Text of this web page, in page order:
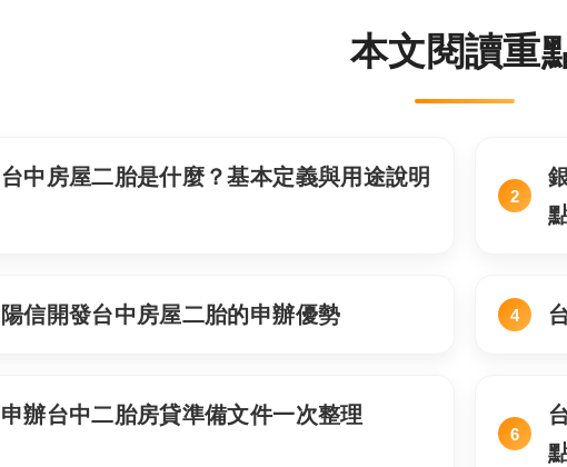
本文閱讀重
台中房屋二胎是什麼？基本定義與用途說明
陽信開發台中房屋二胎的申辦優勢
申辦台中二胎房貸準備文件一次整理